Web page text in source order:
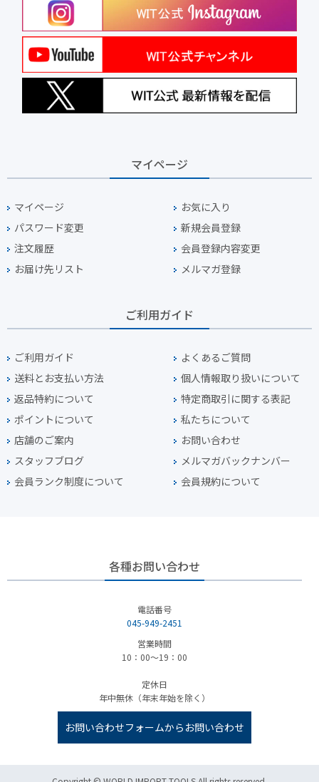
マイページ
マイページ
お気に入り
パスワード変更
新規会員登録
注文履歴
会員登録内容変更
お届け先リスト
メルマガ登録
ご利用ガイド
ご利用ガイド
よくあるご質問
送料とお支払い方法
個人情報取り扱いについて
返品特約について
特定商取引に関する表記
ポイントについて
私たちについて
店舗のご案内
お問い合わせ
スタッフブログ
メルマガバックナンバー
会員ランク制度について
会員規約について
各種お問い合わせ
電話番号
045-949-2451
営業時間
10：00～19：00
定休日
年中無休（年末年始を除く）
お問い合わせフォームからお問い合わせ